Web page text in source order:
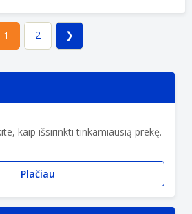
1 2
kaip išsirinkti tinkamiausią prekę.
Plačiau